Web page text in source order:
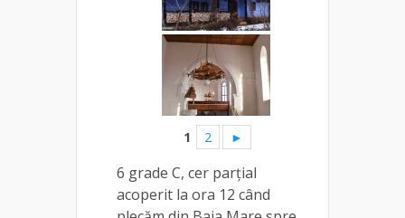
1 2 ►
6 grade C, cer parțial
acoperit la ora 12 când